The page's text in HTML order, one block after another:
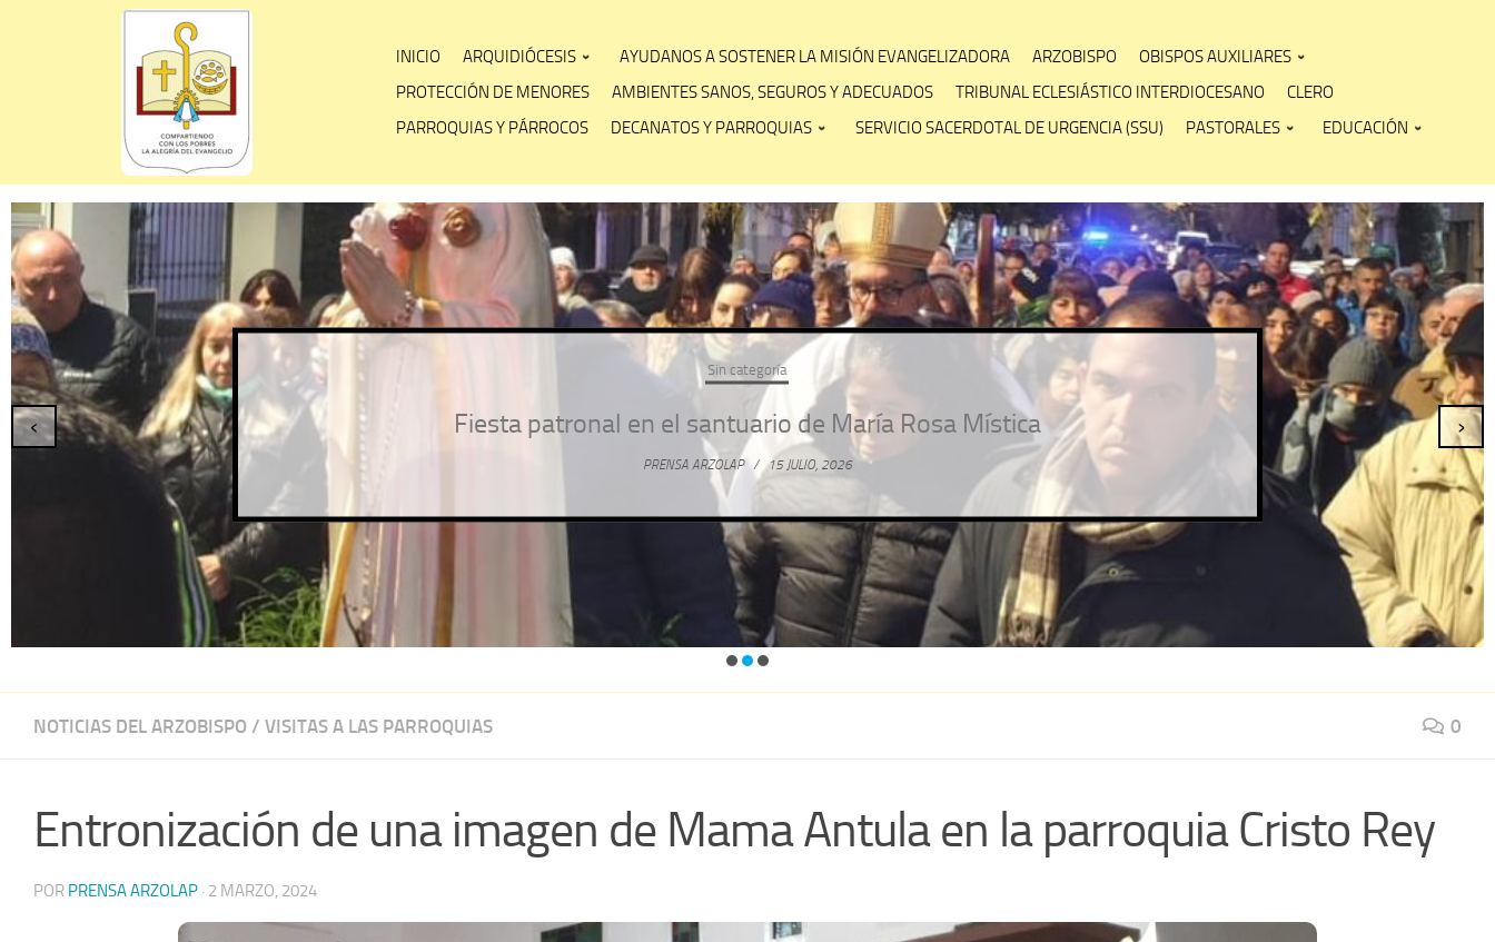
INICIO ARQUIDIÓCESIS AYUDANOS A SOSTENER LA MISIÓN EVANGELIZADORA ARZOBISPO
OBISPOS AUXILIARES
PROTECCIÓN DE MENORES
AMBIENTES SANOS, SEGUROS Y ADECUADOS TRIBUNAL ECLESIÁSTICO INTERDIOCESANO
CLERO
PARROQUIAS Y PÁRROCOS
DECANATOS Y PARROQUIAS SERVICIO SACERDOTAL DE URGENCIA (SSU) PASTORALES EDUCACIÓN
Sin categoría
Fiesta patronal en el santuario de María Rosa Mística
PRENSA ARZOLAP / 15 JULIO, 2026
‹ ›
NOTICIAS DEL ARZOBISPO / VISITAS A LAS PARROQUIAS 0
Entronización de una imagen de Mama Antula en la parroquia Cristo Rey
POR PRENSA ARZOLAP · 2 MARZO, 2024